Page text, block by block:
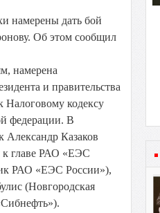
намерены дать бой
Об этом сообщил
намерена
и правительства
кодексу
федерации. В
Александр Казаков
к главе РАО «ЕЭС
РАО «ЕЭС России»),
(Новгородская